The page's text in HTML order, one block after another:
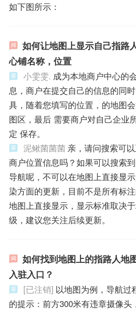
如下图所示：
如何让地图上显示自己指路
心铺名称，位置
小雯雯. 成为本地商户中心的
息，商户在提交自己的信息的同
具，随着您填写的位置，的地图
图区，最后 需要商户对自己企业
定 保存。
泥鳅菌菌菌 亲，请问搜索可
商户位置信息吗？如果可以搜索
导航呢，不可以在地图上直接显
染方面的更新，目前不是所有标
地图上直接显示，显示标准取决
级，建议您关注后续更新。
如何找到地图上的指路人地
入驻入口？
[已注销] 以地图为例，导航过
的提示：前方300米有违章摄像